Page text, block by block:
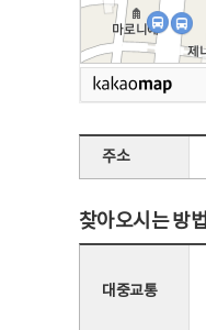
주소
찾아오시는 방법
대중교통